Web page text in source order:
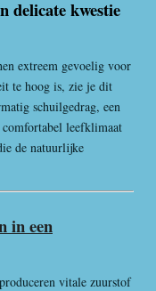
delicate kwestie
extreem gevoelig voor
te hoog is, zie je dit
schuilgedrag, een
comfortabel leefklimaat
de natuurlijke
in een
vitale zuurstof